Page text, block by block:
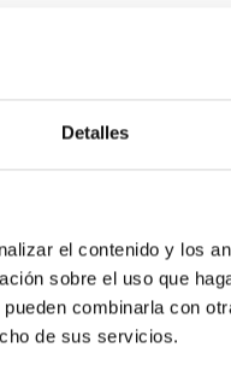
Detalles
el contenido y los
sobre el uso que
combinarla con
de sus servicios.